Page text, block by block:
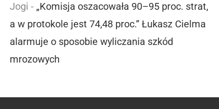
Jogi - „Komisja oszacowała 90–95 proc. strat,
a w protokole jest 74,48 proc.” Łukasz Cielma
alarmuje o sposobie wyliczania szkód
mrozowych